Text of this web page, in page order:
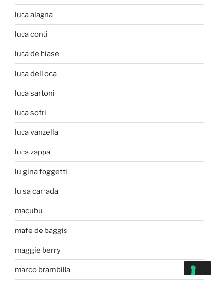
luca alagna
luca conti
luca de biase
luca dell'oca
luca sartoni
luca sofri
luca vanzella
luca zappa
luigina foggetti
luisa carrada
macubu
mafe de baggis
maggie berry
marco brambilla